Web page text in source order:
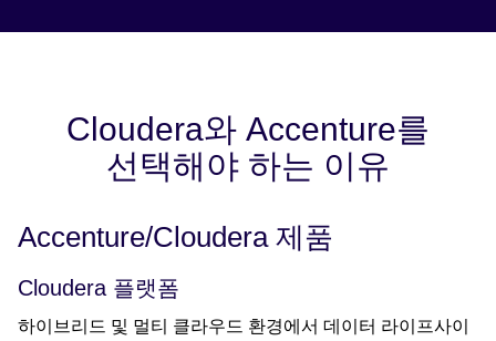
Cloudera와 Accenture를
선택해야 하는 이유
Accenture/Cloudera 제품
Cloudera 플랫폼
하이브리드 및 멀티 클라우드 환경에서 데이터 라이프사이